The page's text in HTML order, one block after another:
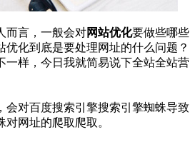
而言，一般会对网站优化要做些哪些
优化到底是要处理网址的什么问题？
一样，今日我就简易说下全站全站营
会对百度搜索引擎搜索引擎蜘蛛导致
网址的爬取爬取。